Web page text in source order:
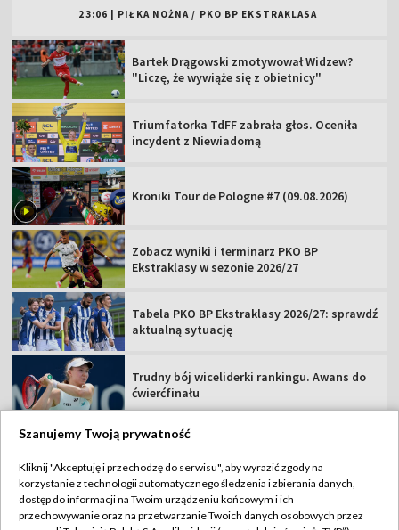
23:06 PIŁKA NOŻNA / PKO BP EKSTRAKLASA
Bartek Drągowski zmotywował Widzew?
"Liczę, że wywiąże się z obietnicy"
Triumfatorka TdFF zabrała głos. Oceniła
incydent z Niewiadomą
Kroniki Tour de Pologne #7 (09.08.2026)
Zobacz wyniki i terminarz PKO BP
Ekstraklasy w sezonie 2026/27
Tabela PKO BP Ekstraklasy 2026/27: sprawdź
aktualną sytuację
Trudny bój wiceliderki rankingu. Awans do
ćwierćfinału
TVP
Abonament TVP
Regulamin TVP
Szanujemy Twoją prywatność
Kliknij "Akceptuję i przechodzę do serwisu", aby wyrazić zgody na
korzystanie z technologii automatycznego śledzenia i zbierania danych,
dostęp do informacji na Twoim urządzeniu końcowym i ich
przechowywanie oraz na przetwarzanie Twoich danych osobowych przez